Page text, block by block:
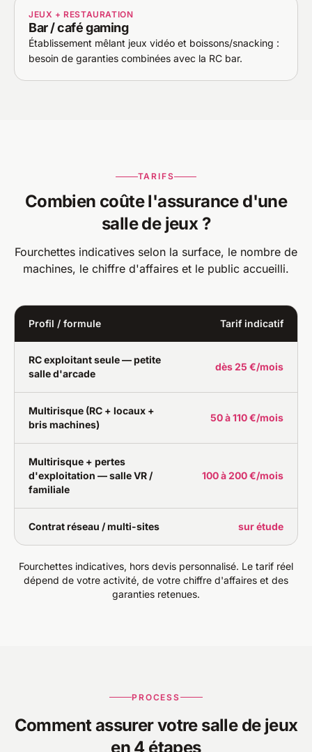
JEUX + RESTAURATION
Bar / café gaming
Établissement mêlant jeux vidéo et boissons/snacking :
besoin de garanties combinées avec la RC bar.
TARIFS
Combien coûte l'assurance d'une
salle de jeux ?
Fourchettes indicatives selon la surface, le nombre de
machines, le chiffre d'affaires et le public accueilli.
Profil / formule Tarif indicatif
RC exploitant seule — petite
salle d'arcade
dès 25 €/mois
Multirisque (RC + locaux +
bris machines)
50 à 110 €/mois
Multirisque + pertes
d'exploitation — salle VR /
familiale
100 à 200 €/mois
Contrat réseau / multi-sites sur étude
Fourchettes indicatives, hors devis personnalisé. Le tarif réel
dépend de votre activité, de votre chiffre d'affaires et des
garanties retenues.
PROCESS
Comment assurer votre salle de jeux
en 4 étapes